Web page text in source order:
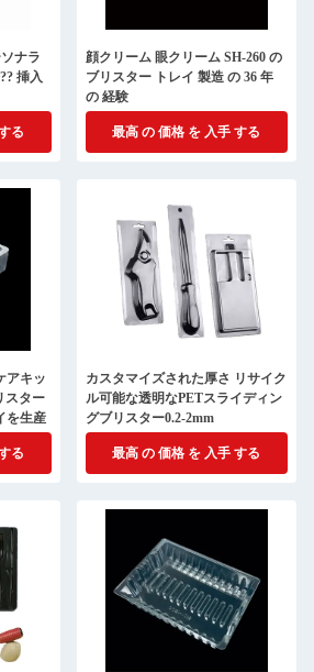
ナラ
挿入
る
顔クリーム 眼クリーム SH-260 の
ブリスター トレイ 製造 の 36 年
の 経験
最高 の 価格 を 入手 する
アキッ
スター
を生産
る
カスタマイズされた厚さ リサイク
ル可能な透明なPETスライディン
グブリスター0.2-2mm
最高 の 価格 を 入手 する